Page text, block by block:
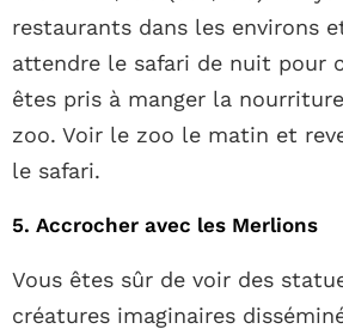
restaurants dans les environs
attendre le safari de nuit pour
êtes pris à manger la
zoo. Voir le zoo le matin et
le safari.
5. Accrocher avec les Merlions
Vous êtes sûr de voir des
créatures imaginaires